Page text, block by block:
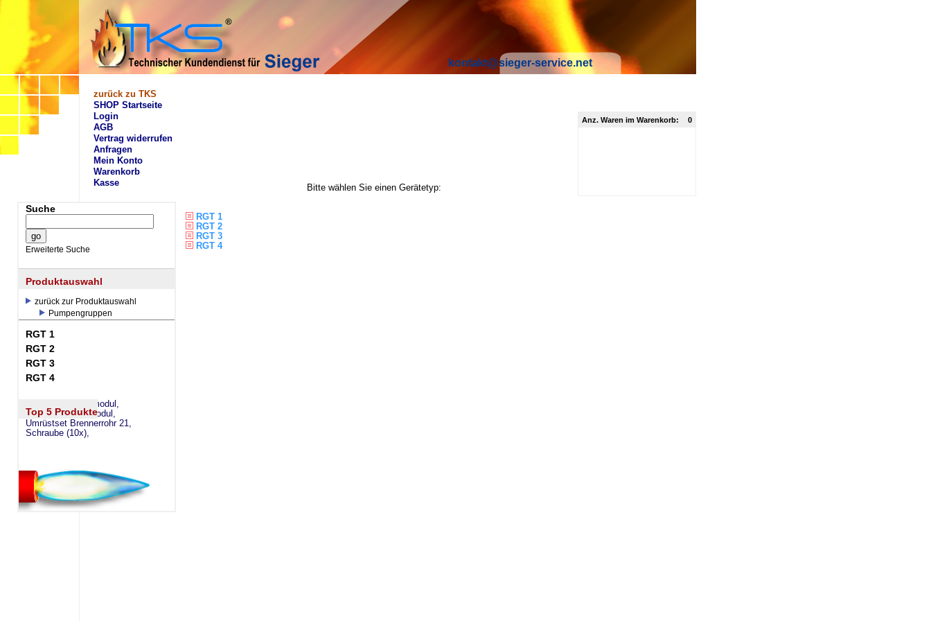
kontakt@sieger-service.net
zurück zu TKS
SHOP Startseite
Login
AGB
Vertrag widerrufen
Anfragen
Mein Konto
Warenkorb
Kasse
Anz. Waren im Warenkorb: 0
Suche
Erweiterte Suche
Produktauswahl
zurück zur Produktauswahl
Pumpengruppen
RGT 1
RGT 2
RGT 3
RGT 4
Top 5 Produkte
eSW73 Weichenmodul,
eSM73 Mischermodul,
Umrüstset Brennerrohr 21,
Schraube (10x),
Bitte wählen Sie einen Gerätetyp:
RGT 1
RGT 2
RGT 3
RGT 4